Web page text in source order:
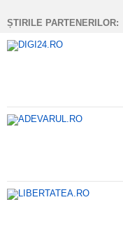
ȘTIRILE PARTENERILOR: